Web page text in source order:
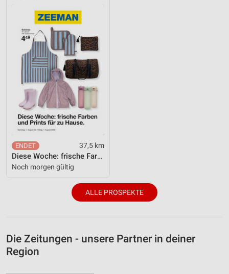
37,5 km
Diese Woche: frische Farben und Prints für zu Hause.
Noch morgen gültig
ALLE PROSPEKTE
Die Zeitungen - unsere Partner in deiner
Region